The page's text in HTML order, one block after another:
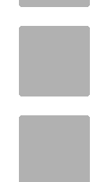
Network